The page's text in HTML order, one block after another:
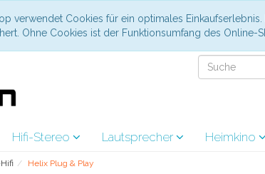
verwendet Cookies für ein optimales
Ohne Cookies ist der Funktionsumfang des Online-
Hifi-Stereo Lautsprecher Heimkino
Helix Plug & Play